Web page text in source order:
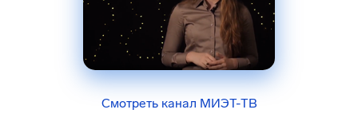
Смотреть канал МИЭТ-ТВ